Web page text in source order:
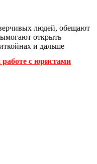
людей, обещают
открыть
и дальше
с юристами